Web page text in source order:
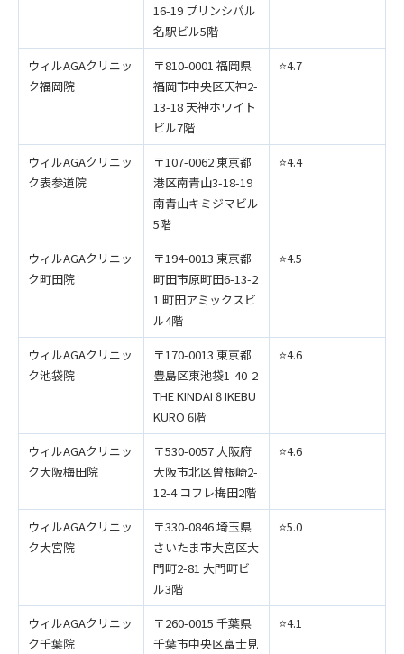
16-19 プリンシパル
名駅ビル5階
ウィルAGAクリニッ
ク福岡院
〒810-0001 福岡県
福岡市中央区天神2-
13-18 天神ホワイト
ビル7階
⭐️4.7
ウィルAGAクリニッ
ク表参道院
〒107-0062 東京都
港区南青山3-18-19
南青山キミジマビル
5階
⭐️4.4
ウィルAGAクリニッ
ク町田院
〒194-0013 東京都
町田市原町田6-13-2
1 町田アミックスビ
ル4階
⭐️4.5
ウィルAGAクリニッ
ク池袋院
〒170-0013 東京都
豊島区東池袋1-40-2
THE KINDAI 8 IKEBU
KURO 6階
⭐️4.6
ウィルAGAクリニッ
ク大阪梅田院
〒530-0057 大阪府
大阪市北区曽根崎2-
12-4 コフレ梅田2階
⭐️4.6
ウィルAGAクリニッ
ク大宮院
〒330-0846 埼玉県
さいたま市大宮区大
門町2-81 大門町ビ
ル3階
⭐️5.0
ウィルAGAクリニッ
ク千葉院
〒260-0015 千葉県
千葉市中央区富士見
⭐️4.1